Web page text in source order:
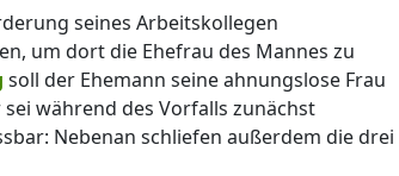
seines Arbeitskollegen
um dort die Ehefrau des Mannes zu
soll der Ehemann seine ahnungslose Frau
während des Vorfalls zunächst
Nebenan schliefen außerdem die drei